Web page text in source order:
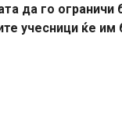
да го ограничи
учесници ќе